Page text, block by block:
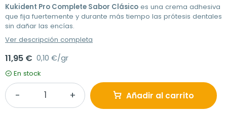
Kukident Pro Complete Sabor Clásico es una crema adhesiva
que fija fuertemente y durante más tiempo las prótesis dentales
sin dañar las encías.
Ver descripción completa
11,95 € 0,10 €/gr
En stock
Añadir al carrito